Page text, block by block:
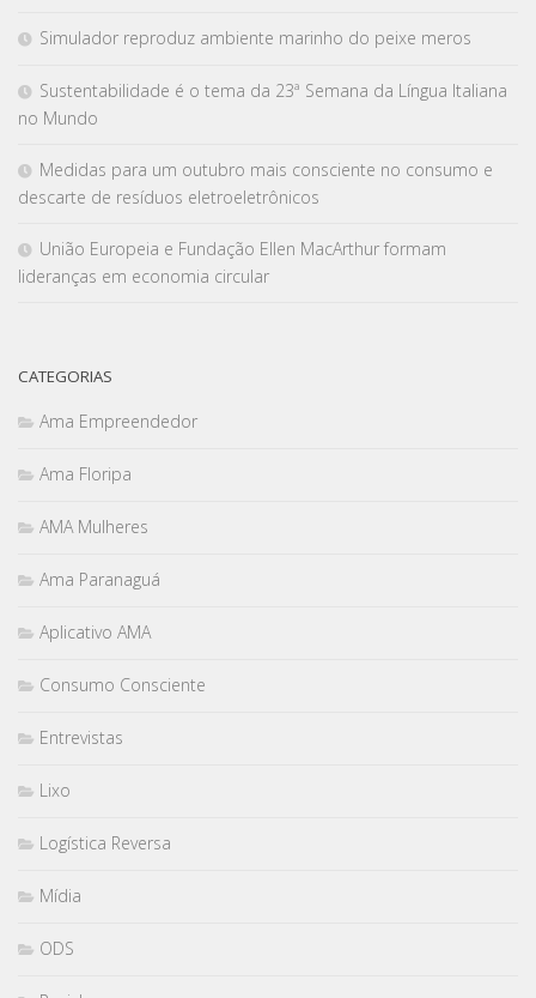
Simulador reproduz ambiente marinho do peixe meros
Sustentabilidade é o tema da 23ª Semana da Língua Italiana
no Mundo
Medidas para um outubro mais consciente no consumo e
descarte de resíduos eletroeletrônicos
União Europeia e Fundação Ellen MacArthur formam
lideranças em economia circular
CATEGORIAS
Ama Empreendedor
Ama Floripa
AMA Mulheres
Ama Paranaguá
Aplicativo AMA
Consumo Consciente
Entrevistas
Lixo
Logística Reversa
Mídia
ODS